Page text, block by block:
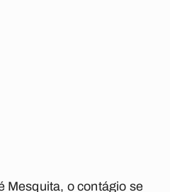
Mesquita, o contágio se